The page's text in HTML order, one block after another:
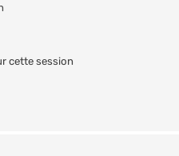
cette session